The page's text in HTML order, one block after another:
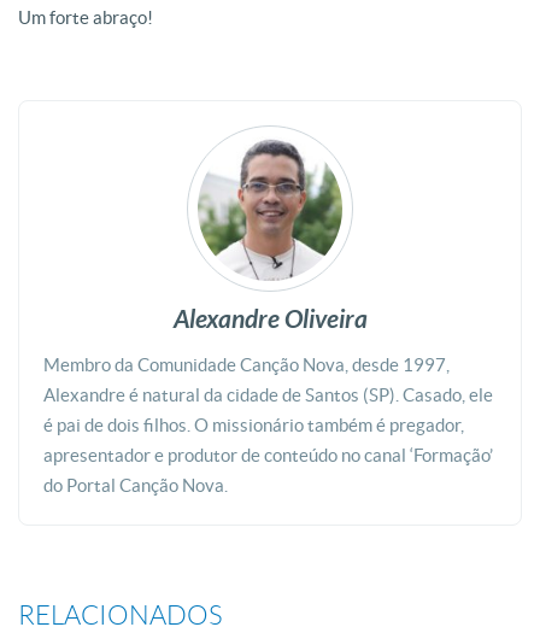
Um forte abraço!
Alexandre Oliveira
Membro da Comunidade Canção Nova, desde 1997,
Alexandre é natural da cidade de Santos (SP). Casado, ele
é pai de dois filhos. O missionário também é pregador,
apresentador e produtor de conteúdo no canal ‘Formação’
do Portal Canção Nova.
RELACIONADOS